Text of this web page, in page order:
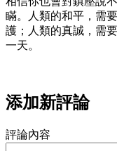
瞞。人類的和平，需
護；人類的真誠，需
一天。
添加新評論
評論內容